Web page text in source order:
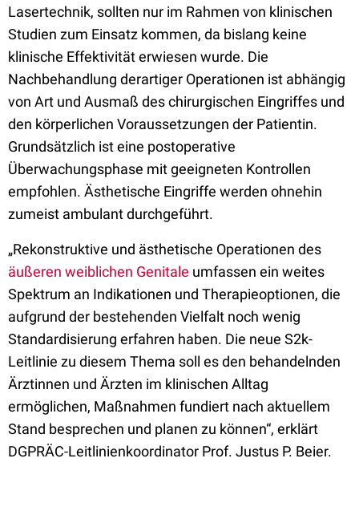
Lasertechnik, sollten nur im Rahmen von klinischen
Studien zum Einsatz kommen, da bislang keine
klinische Effektivität erwiesen wurde. Die
Nachbehandlung derartiger Operationen ist abhängig
von Art und Ausmaß des chirurgischen Eingriffes und
den körperlichen Voraussetzungen der Patientin.
Grundsätzlich ist eine postoperative
Überwachungsphase mit geeigneten Kontrollen
empfohlen. Ästhetische Eingriffe werden ohnehin
zumeist ambulant durchgeführt.
„Rekonstruktive und ästhetische Operationen des
äußeren weiblichen Genitale umfassen ein weites
Spektrum an Indikationen und Therapieoptionen, die
aufgrund der bestehenden Vielfalt noch wenig
Standardisierung erfahren haben. Die neue S2k-
Leitlinie zu diesem Thema soll es den behandelnden
Ärztinnen und Ärzten im klinischen Alltag
ermöglichen, Maßnahmen fundiert nach aktuellem
Stand besprechen und planen zu können“, erklärt
DGPRÄC-Leitlinienkoordinator Prof. Justus P. Beier.